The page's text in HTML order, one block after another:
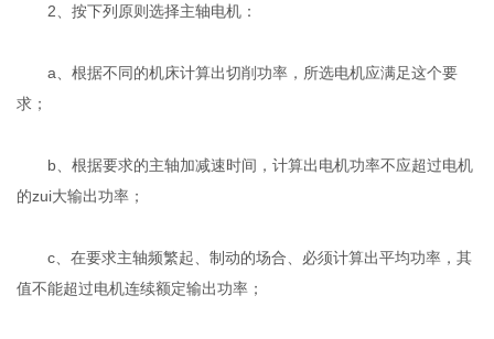
2、按下列原则选择主轴电机：
a、根据不同的机床计算出切削功率，所选电机应满足这个要
求；
b、根据要求的主轴加减速时间，计算出电机功率不应超过电机
的zui大输出功率；
c、在要求主轴频繁起、制动的场合、必须计算出平均功率，其
值不能超过电机连续额定输出功率；